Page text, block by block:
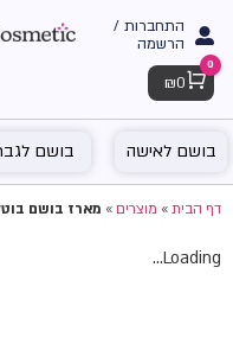
התחברות /
הרשמה
Cart
0
₪ 0
בושם לאישה בושם לגבר
דף הבית»מוצרים»מארז בושם בוטלד 100+30מל אדט מבית הוגו
Loading...